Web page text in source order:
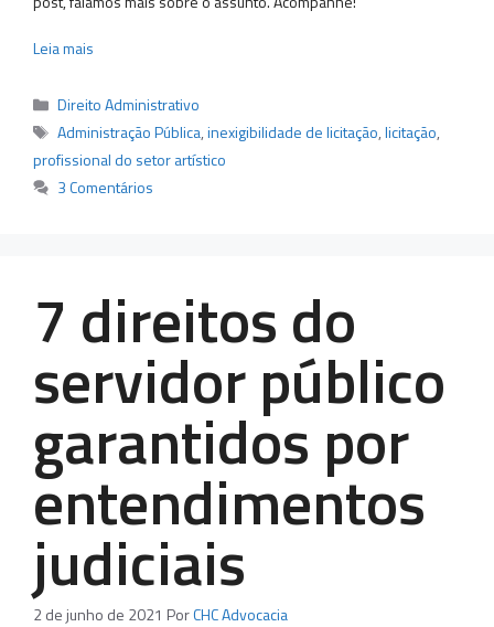
Leia mais
Categorias
Direito Administrativo
Tags
Administração Pública,inexigibilidade de licitação,licitação,
profissional do setor artístico
3 Comentários
7 direitos do
servidor público
garantidos por
entendimentos
judiciais
2 de junho de 2021 PorCHC Advocacia